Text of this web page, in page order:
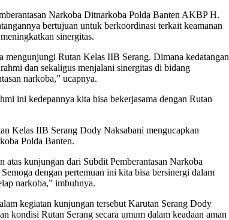
Narkoba Ditnarkoba Polda Banten AKBP H.
bertujuan untuk berkoordinasi terkait keamanan
sinergitas.
mengunjungi Rutan Kelas IIB Serang. Dimana kedatangan
dan sekaligus menjalani sinergitas di bidang
narkoba,” ucapnya.
ini kedepannya kita bisa bekerjasama dengan Rutan
Kelas IIB Serang Dody Naksabani mengucapkan
Polda Banten.
atas kunjungan dari Subdit Pemberantasan Narkoba
dengan pertemuan ini kita bisa bersinergi dalam
narkoba,” imbuhnya.
kegiatan kunjungan tersebut Karutan Serang Dody
kondisi Rutan Serang secara umum dalam keadaan aman